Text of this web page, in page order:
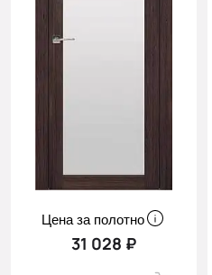
Цена за полотно
31 028 ₽